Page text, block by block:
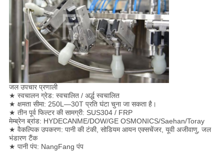
जल उपचार प्रणाली
★ स्वचालन ग्रेड: स्वचालित / अर्द्ध स्वचालित
★ क्षमता सीमा: 250L—30T प्रति घंटा चुना जा सकता है।
★ तीन पूर्व फिल्टर की सामग्री: SUS304 / FRP
मेम्ब्रेन ब्रांड: HYDECANME/DOW/GE OSMONICS/Saehan/Toray
★ वैकल्पिक उपकरण: पानी की टंकी, सोडियम आयन एक्सचेंजर, यूवी अजीवाणु, जल
भंडारण टैंक
★ पानी पंप: NangFang पंप